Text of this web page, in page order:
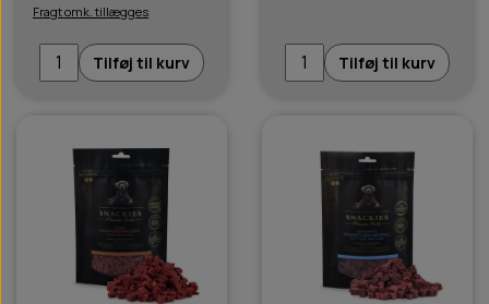
Fragt omk. tillægges
Tilføj til kurv Tilføj til kurv